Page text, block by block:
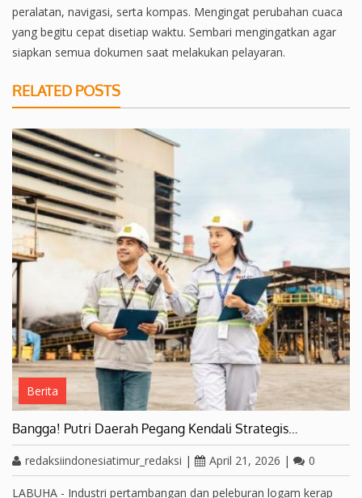
peralatan, navigasi, serta kompas. Mengingat perubahan cuaca
yang begitu cepat disetiap waktu. Sembari mengingatkan agar
siapkan semua dokumen saat melakukan pelayaran.
RELATED POSTS
Berita
Bangga! Putri Daerah Pegang Kendali Strategis…
redaksiindonesiatimur_redaksi | April 21, 2026 | 0
LABUHA - Industri pertambangan dan peleburan logam kerap